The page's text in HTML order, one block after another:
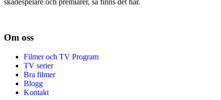
Om oss
Filmer och TV Program
TV serier
Bra filmer
Blogg
Kontakt